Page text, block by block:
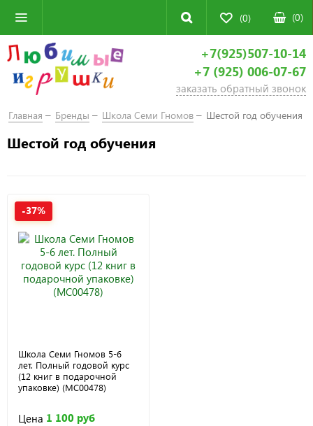
(0) (0)
+7(925)507-10-14
+7 (925) 006-07-67
заказать обратный звонок
Главная Бренды Школа Семи Гномов Шестой год обучения
Шестой год обучения
-37%
Школа Семи Гномов 5-6
лет. Полный годовой курс
(12 книг в подарочной
упаковке) (МС00478)
Цена 1 100 руб